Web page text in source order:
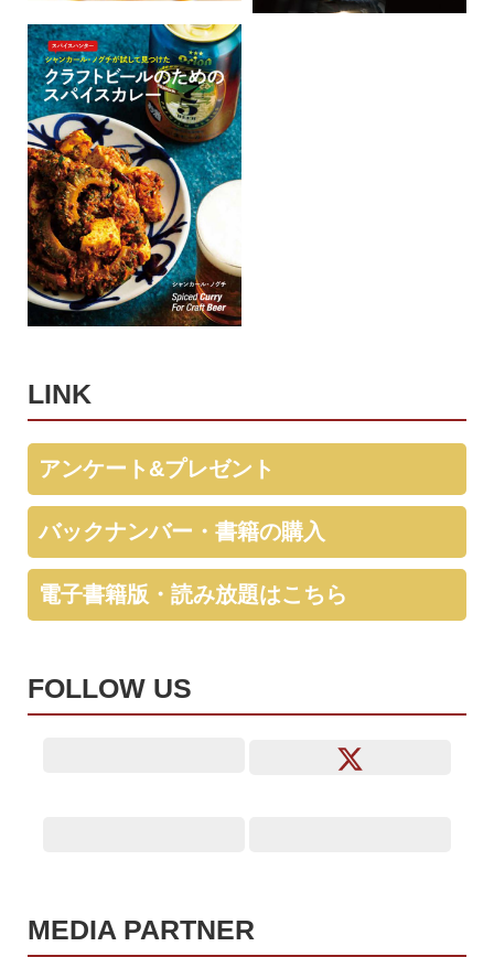
LINK
アンケート&プレゼント
バックナンバー・書籍の購入
電子書籍版・読み放題はこちら
FOLLOW US
MEDIA PARTNER